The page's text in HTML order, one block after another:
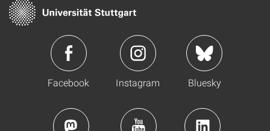
Facebook Instagram Bluesky